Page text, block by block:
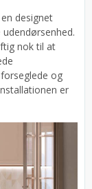
designet
nok til at
og
er